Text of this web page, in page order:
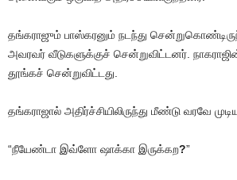
தங்கராஜும் பாஸ்கரனும் நடந்து
அவரவர் வீடுகளுக்குச் சென்றுவிட்டனர்.
தூங்கச் சென்றுவிட்டது.
தங்கராஜால் அதிர்ச்சியிலிருந்து மீண்டு வரவே
“நீயேண்டா இவ்ளோ ஷாக்கா இருக்கற?”